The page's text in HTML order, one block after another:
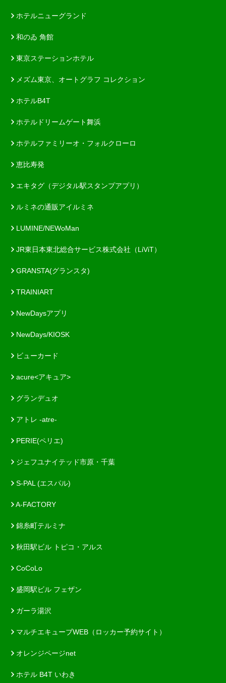
ホテルニューグランド
和のゐ 角館
東京ステーションホテル
メズム東京、オートグラフ コレクション
ホテルB4T
ホテルドリームゲート舞浜
ホテルファミリーオ・フォルクローロ
恵比寿発
エキタグ（デジタル駅スタンプアプリ）
ルミネの通販アイルミネ
LUMINE/NEWoMan
JR東日本東北総合サービス株式会社（LiViT）
GRANSTA(グランスタ)
TRAINIART
NewDaysアプリ
NewDays/KIOSK
ビューカード
acure<アキュア>
グランデュオ
アトレ -atre-
PERIE(ペリエ)
ジェフユナイテッド市原・千葉
S-PAL (エスパル)
A-FACTORY
錦糸町テルミナ
秋田駅ビル トピコ・アルス
CoCoLo
盛岡駅ビル フェザン
ガーラ湯沢
マルチエキューブWEB（ロッカー予約サイト）
オレンジページnet
ホテル B4T いわき